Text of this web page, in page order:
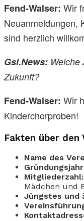
Fend-Walser: Wir
Neuanmeldungen,
sind herzlich
Gsi.News: Welche
Zukunft?
Fend-Walser: Wir
Kinderchorproben!
Fakten über den
Name des
Mitgliederzahl:
Mädchen und
Jüngstes und